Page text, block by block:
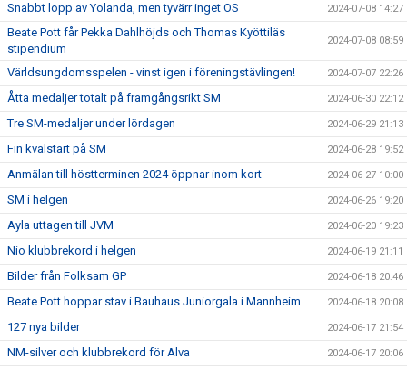
Snabbt lopp av Yolanda, men tyvärr inget OS 2024-07-08 14:27
Beate Pott får Pekka Dahlhöjds och Thomas Kyöttiläs
stipendium
2024-07-08 08:59
Världsungdomsspelen - vinst igen i föreningstävlingen! 2024-07-07 22:26
Åtta medaljer totalt på framgångsrikt SM 2024-06-30 22:12
Tre SM-medaljer under lördagen 2024-06-29 21:13
Fin kvalstart på SM 2024-06-28 19:52
Anmälan till höstterminen 2024 öppnar inom kort 2024-06-27 10:00
SM i helgen 2024-06-26 19:20
Ayla uttagen till JVM 2024-06-20 19:23
Nio klubbrekord i helgen 2024-06-19 21:11
Bilder från Folksam GP 2024-06-18 20:46
Beate Pott hoppar stav i Bauhaus Juniorgala i Mannheim 2024-06-18 20:08
127 nya bilder 2024-06-17 21:54
NM-silver och klubbrekord för Alva 2024-06-17 20:06